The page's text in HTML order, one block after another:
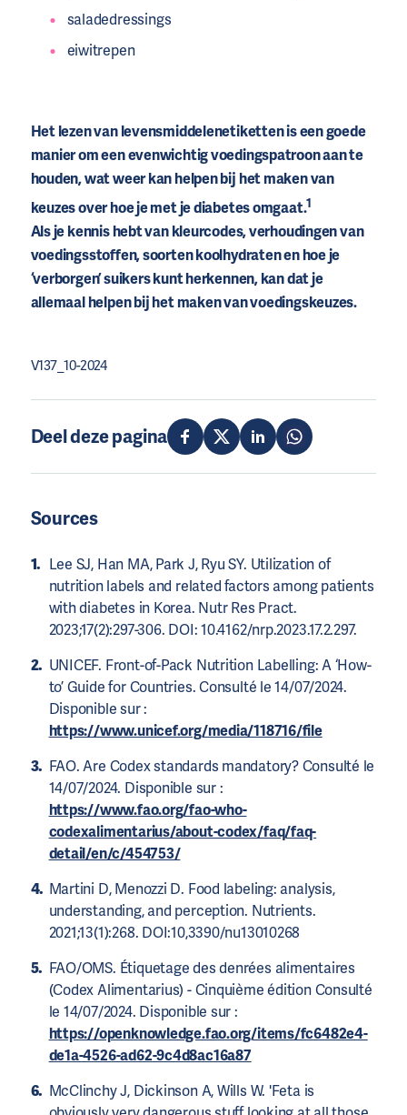
saladedressings
eiwitrepen
Het lezen van levensmiddelenetiketten is een goede
manier om een evenwichtig voedingspatroon aan te
houden, wat weer kan helpen bij het maken van
keuzes over hoe je met je diabetes omgaat.1
Als je kennis hebt van kleurcodes, verhoudingen van
voedingsstoffen, soorten koolhydraten en hoe je
‘verborgen’ suikers kunt herkennen, kan dat je
allemaal helpen bij het maken van voedingskeuzes.
V137_10-2024
Deel deze pagina
Sources
Lee SJ, Han MA, Park J, Ryu SY. Utilization of
nutrition labels and related factors among patients
with diabetes in Korea. Nutr Res Pract.
2023;17(2):297-306. DOI: 10.4162/nrp.2023.17.2.297.
UNICEF. Front-of-Pack Nutrition Labelling: A ‘How-
to’ Guide for Countries. Consulté le 14/07/2024.
Disponible sur :
https://www.unicef.org/media/118716/file
FAO. Are Codex standards mandatory? Consulté le
14/07/2024. Disponible sur :
https://www.fao.org/fao-who-
codexalimentarius/about-codex/faq/faq-
detail/en/c/454753/
Martini D, Menozzi D. Food labeling: analysis,
understanding, and perception. Nutrients.
2021;13(1):268. DOI:10,3390/nu13010268
FAO/OMS. Étiquetage des denrées alimentaires
(Codex Alimentarius) - Cinquième édition Consulté
le 14/07/2024. Disponible sur :
https://openknowledge.fao.org/items/fc6482e4-
de1a-4526-ad62-9c4d8ac16a87
McClinchy J, Dickinson A, Wills W. 'Feta is